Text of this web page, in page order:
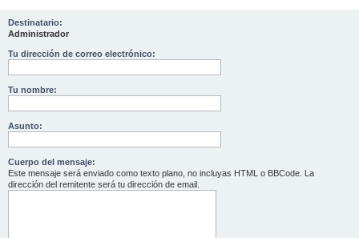
Destinatario:
Administrador
Tu dirección de correo electrónico:
Tu nombre:
Asunto:
Cuerpo del mensaje:
Este mensaje será enviado como texto plano, no incluyas HTML o BBCode. La
dirección del remitente será tu dirección de email.